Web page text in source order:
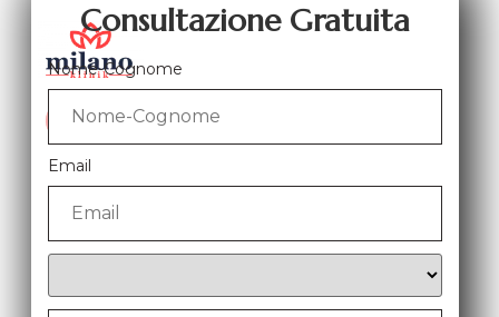
Consultazione Gratuita
Nome-Cognome
Email